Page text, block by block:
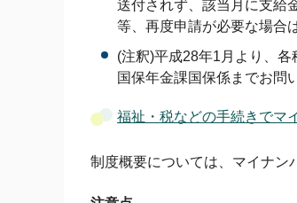
送付されず、該当月に支給
等、再度申請が必要な場合
(注釈)平成28年1月より、
国保年金課国保係までお問
福祉・税などの手続きでマ
制度概要については、マイナン